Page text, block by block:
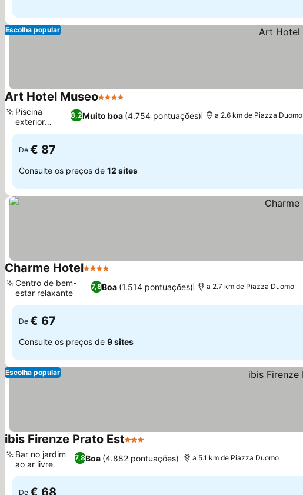
Escolha popular
Art Hotel Museo4 Estrelas
8,2Muito boa (4.754 pontuações)
Piscina
exterior
sazonal
a 2.6 km de Piazza Duomo
De € 87
Consulte os preços de 12 sites
Charme Hotel4 Estrelas
7,8Boa (1.514 pontuações)
Centro de bem-
estar relaxante
a 2.7 km de Piazza Duomo
De € 67
Consulte os preços de 9 sites
Escolha popular
ibis Firenze Prato Est3 Estrelas
7,8Boa (4.882 pontuações)
Bar no jardim
ao ar livre
a 5.1 km de Piazza Duomo
De € 68